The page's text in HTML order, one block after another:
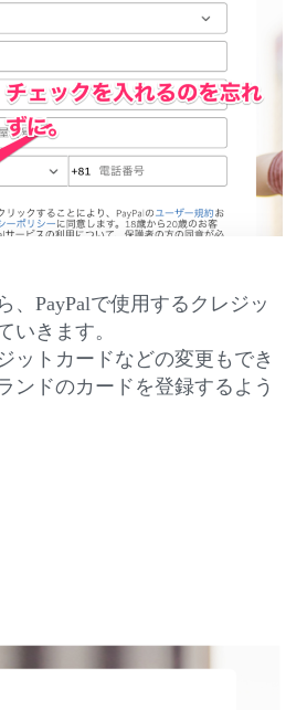
、PayPalで使用するクレジッ
いきます。
ットカードなどの変更もでき
ンドのカードを登録するよう